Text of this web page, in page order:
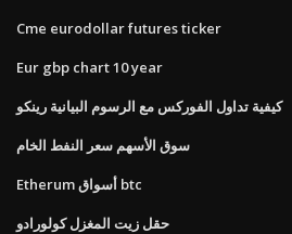
Cme eurodollar futures ticker
Eur gbp chart 10 year
كيفية تداول الفوركس مع الرسوم البيانية رينكو
سوق الأسهم سعر النفط الخام
Etherum أسواق btc
حقل زيت المغزل كولورادو